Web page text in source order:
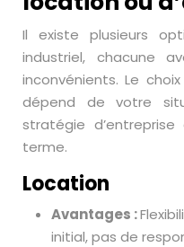
Il existe plusieurs
industriel, chacune
inconvénients. Le
dépend de votre
stratégie
terme.
Location
Avantages :
initial, pas de